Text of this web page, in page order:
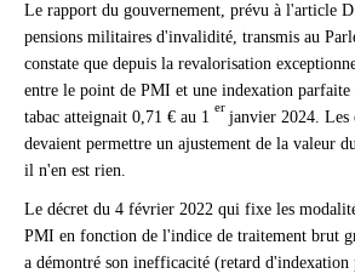
Le rapport du gouvernement, prévu à l'article
pensions militaires d'invalidité, transmis au
constate que depuis la revalorisation
entre le point de PMI et une indexation
tabac atteignait 0,71 € au 1
er
janvier 2024. Les
devaient permettre un ajustement de la valeur
il n'en est rien.
Le décret du 4 février 2022 qui fixe les
PMI en fonction de l'indice de traitement brut
a démontré son inefficacité (retard d'indexation